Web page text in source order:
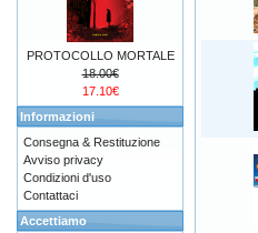
PROTOCOLLO MORTALE
18.00€
17.10€
Informazioni
Consegna & Restituzione
Avviso privacy
Condizioni d'uso
Contattaci
Accettiamo